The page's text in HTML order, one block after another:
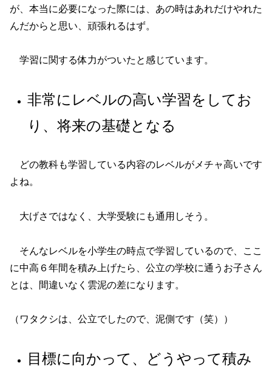
が、本当に必要になった際には、あの時はあれだけやれた
んだからと思い、頑張れるはず。
学習に関する体力がついたと感じています。
非常にレベルの高い学習をしてお
り、将来の基礎となる
どの教科も学習している内容のレベルがメチャ高いです
よね。
大げさではなく、大学受験にも通用しそう。
そんなレベルを小学生の時点で学習しているので、ここ
に中高６年間を積み上げたら、公立の学校に通うお子さん
とは、間違いなく雲泥の差になります。
（ワタクシは、公立でしたので、泥側です（笑））
目標に向かって、どうやって積み